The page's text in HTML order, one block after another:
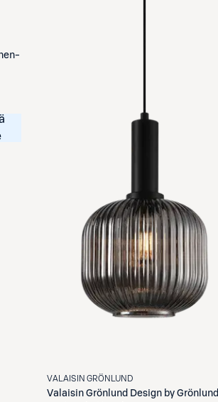
VALAISIN GRÖNLUND
Valaisin Grönlund Design by Grönlund